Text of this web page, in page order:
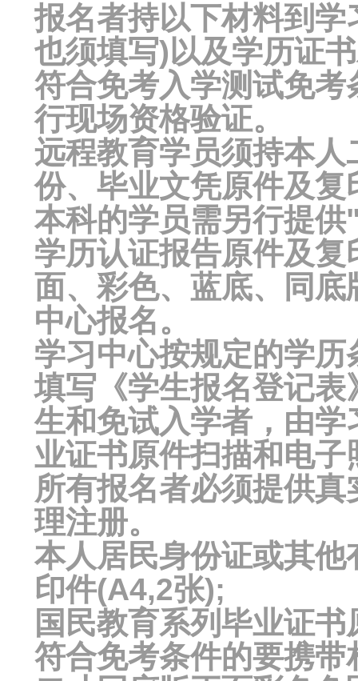
报名者持以下材料到
也须填写)以及学历证
符合免考入学测试免
行现场资格验证。
远程教育学员须持本
份、毕业文凭原件及
本科的学员需另行提
学历认证报告原件及
面、彩色、蓝底、同
中心报名。
学习中心按规定的学
填写《学生报名登记
生和免试入学者，由
业证书原件扫描和电子
所有报名者必须提供
理注册。
本人居民身份证或其
印件(A4,2张);
国民教育系列毕业证
符合免考条件的要携